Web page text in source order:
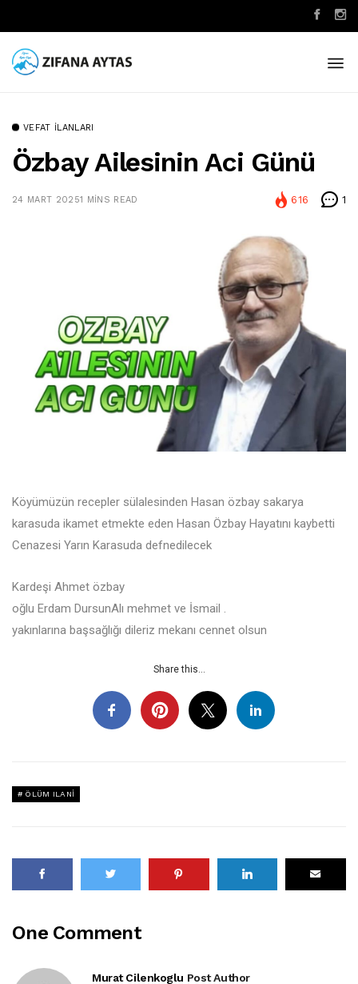
VEFAT İLANLARI
Özbay Ailesinin Aci Günü
24 MART 20251 MINS READ 616 1
Köyümüzün recepler sülalesinden Hasan özbay sakarya
karasuda ikamet etmekte eden Hasan Özbay Hayatını kaybetti
Cenazesi Yarın Karasuda defnedilecek
Kardeşi Ahmet özbay
oğlu Erdam DursunAlı mehmet ve İsmail .
yakınlarına başsağlığı dileriz mekanı cennet olsun
Share this...
ÖLÜM ILANI
One Comment
Murat Cilenkoglu Post Author